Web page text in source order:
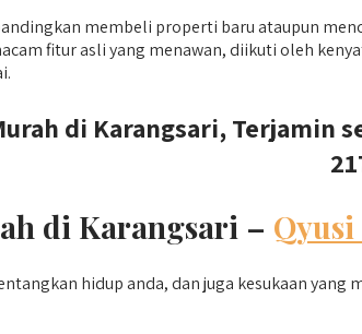
membeli properti baru ataupun
fitur asli yang menawan, diikuti oleh
di Karangsari, Terjamin
di Karangsari – Qyusi
hidup anda, dan juga kesukaan